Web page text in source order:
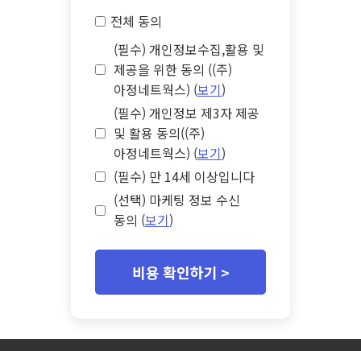
전체 동의
(필수) 개인정보수집,활용 및
제공을 위한 동의 ((주)
아정네트웍스) (보기)
(필수) 개인정보 제3자 제공
및 활용 동의((주)
아정네트웍스) (보기)
(필수) 만 14세 이상입니다
(선택) 마케팅 정보 수신
동의 (보기)
비용 확인하기 >